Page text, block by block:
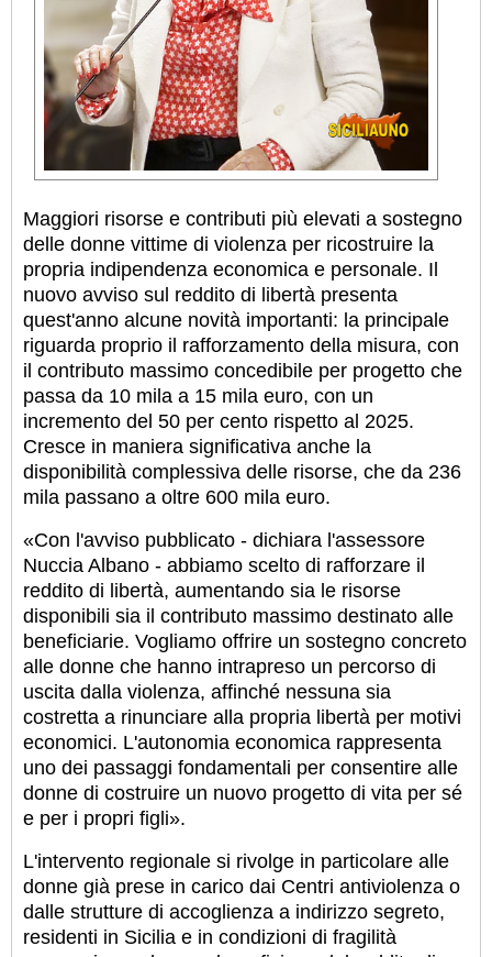
Maggiori risorse e contributi più elevati a sostegno
delle donne vittime di violenza per ricostruire la
propria indipendenza economica e personale. Il
nuovo avviso sul reddito di libertà presenta
quest'anno alcune novità importanti: la principale
riguarda proprio il rafforzamento della misura, con
il contributo massimo concedibile per progetto che
passa da 10 mila a 15 mila euro, con un
incremento del 50 per cento rispetto al 2025.
Cresce in maniera significativa anche la
disponibilità complessiva delle risorse, che da 236
mila passano a oltre 600 mila euro.
«Con l'avviso pubblicato - dichiara l'assessore
Nuccia Albano - abbiamo scelto di rafforzare il
reddito di libertà, aumentando sia le risorse
disponibili sia il contributo massimo destinato alle
beneficiarie. Vogliamo offrire un sostegno concreto
alle donne che hanno intrapreso un percorso di
uscita dalla violenza, affinché nessuna sia
costretta a rinunciare alla propria libertà per motivi
economici. L'autonomia economica rappresenta
uno dei passaggi fondamentali per consentire alle
donne di costruire un nuovo progetto di vita per sé
e per i propri figli».
L'intervento regionale si rivolge in particolare alle
donne già prese in carico dai Centri antiviolenza o
dalle strutture di accoglienza a indirizzo segreto,
residenti in Sicilia e in condizioni di fragilità